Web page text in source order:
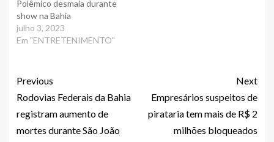
Polêmico desmaia durante
show na Bahia
julho 3, 2023
Em "ENTRETENIMENTO"
Previous
Rodovias Federais da Bahia
registram aumento de
mortes durante São João
Next
Empresários suspeitos de
pirataria tem mais de R$ 2
milhões bloqueados